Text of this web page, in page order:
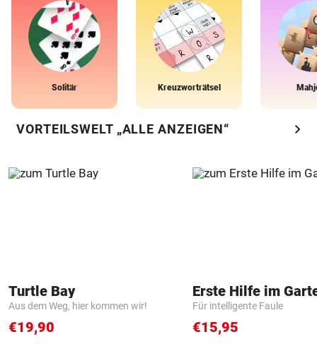
Solitär Kreuzworträtsel
VORTEILSWELT „ALLE ANZEIGEN“ chevron_right
Turtle Bay
Aus dem Weg, hier kommen wir!
€19,90
Erste Hilfe im
Für intelligente Faule
€15,95